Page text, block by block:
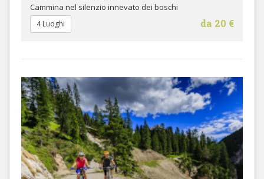
Cammina nel silenzio innevato dei boschi
da 20 €
4 Luoghi